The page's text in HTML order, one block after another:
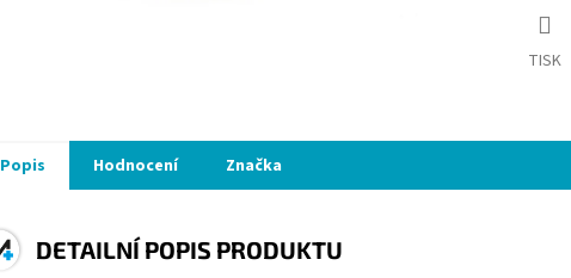
TISK
Popis Hodnocení Značka
DETAILNÍ POPIS PRODUKTU